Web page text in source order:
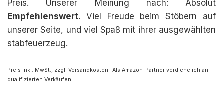
Preis. Unserer Meinung nach: Absolut
Empfehlenswert. Viel Freude beim Stöbern auf
unserer Seite, und viel Spaß mit ihrer ausgewählten
stabfeuerzeug.
Preis inkl. MwSt., zzgl. Versandkosten · Als Amazon-Partner verdiene ich an
qualifizierten Verkäufen.